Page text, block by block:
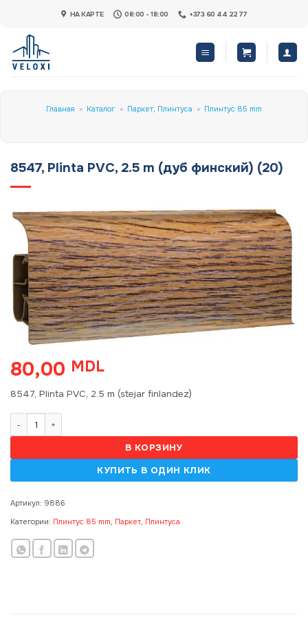
content
НА КАРТЕ 08:00 - 18:00 +373 60 44 22 77
Главная » Каталог » Паркет, Плинтуса » Плинтус 85 mm
8547, Plinta PVC, 2.5 m (дуб финский) (20)
80,00 MDL
8547, Plinta PVC, 2.5 m (stejar finlandez)
В КОРЗИНУ
Артикул: 9886
Категории: Плинтус 85 mm, Паркет, Плинтуса